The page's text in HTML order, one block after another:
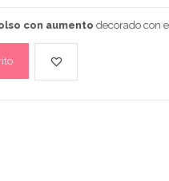
con aumento decorado con